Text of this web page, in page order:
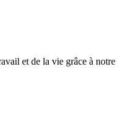
et de la vie grâce à notre